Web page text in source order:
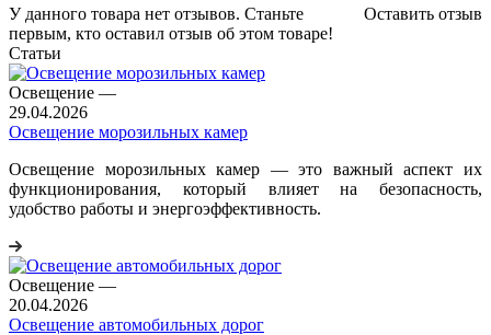
Оставить отзыв
У данного товара нет отзывов. Станьте
первым, кто оставил отзыв об этом товаре!
Статьи
Освещение —
29.04.2026
Освещение морозильных камер
Освещение морозильных камер — это важный аспект их
функционирования, который влияет на безопасность,
удобство работы и энергоэффективность.
Освещение —
20.04.2026
Освещение автомобильных дорог